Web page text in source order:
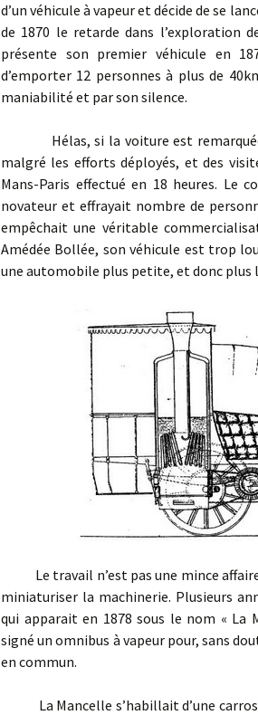
d’un véhicule à vapeur et décide de se
de 1870 le retarde dans l’exploration
présente son premier véhicule en
d’emporter 12 personnes à plus de
maniabilité et par son silence.
Hélas, si la voiture est remarquée
malgré les efforts déployés, et des
Mans-Paris effectué en 18 heures. Le
novateur et effrayait nombre de
empêchait une véritable
Amédée Bollée, son véhicule est trop
une automobile plus petite, et donc plus
Le travail n’est pas une mince
miniaturiser la machinerie. Plusieurs
qui apparait en 1878 sous le nom « La
signé un omnibus à vapeur pour, sans
en commun.
La Mancelle s’habillait d’une